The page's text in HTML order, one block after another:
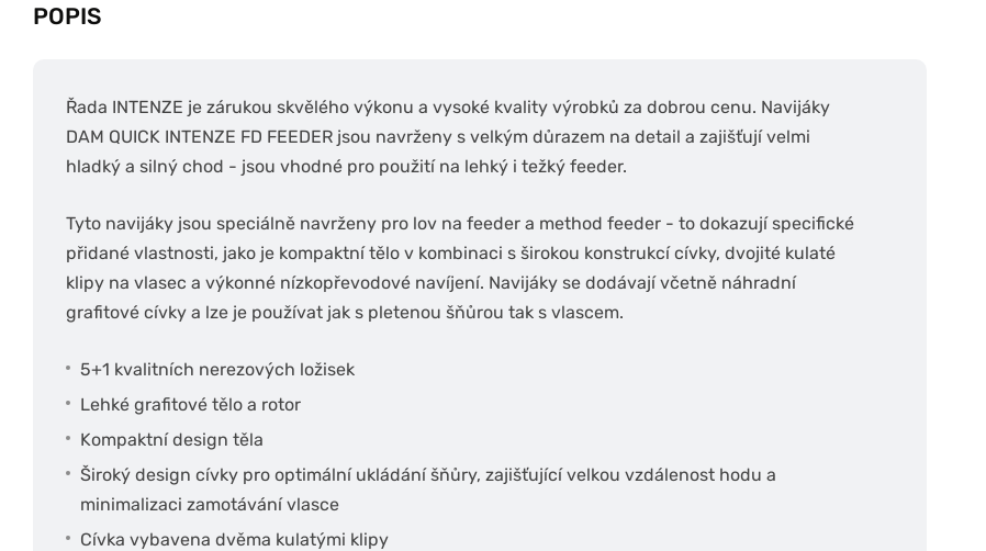
POPIS
Řada INTENZE je zárukou skvělého výkonu a vysoké kvality výrobků za dobrou cenu. Navijáky
DAM QUICK INTENZE FD FEEDER jsou navrženy s velkým důrazem na detail a zajišťují velmi
hladký a silný chod - jsou vhodné pro použití na lehký i težký feeder.
Tyto navijáky jsou speciálně navrženy pro lov na feeder a method feeder - to dokazují specifické
přidané vlastnosti, jako je kompaktní tělo v kombinaci s širokou konstrukcí cívky, dvojité kulaté
klipy na vlasec a výkonné nízkopřevodové navíjení. Navijáky se dodávají včetně náhradní
grafitové cívky a lze je používat jak s pletenou šňůrou tak s vlascem.
5+1 kvalitních nerezových ložisek
Lehké grafitové tělo a rotor
Kompaktní design těla
Široký design cívky pro optimální ukládání šňůry, zajišťující velkou vzdálenost hodu a
minimalizaci zamotávání vlasce
Cívka vybavena dvěma kulatými klipy